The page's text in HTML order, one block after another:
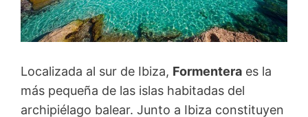
Localizada al sur de Ibiza, Formentera es la
más pequeña de las islas habitadas del
archipiélago balear. Junto a Ibiza constituyen